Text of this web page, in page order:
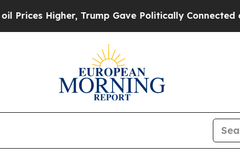
Trump Gave Politically Connected oil